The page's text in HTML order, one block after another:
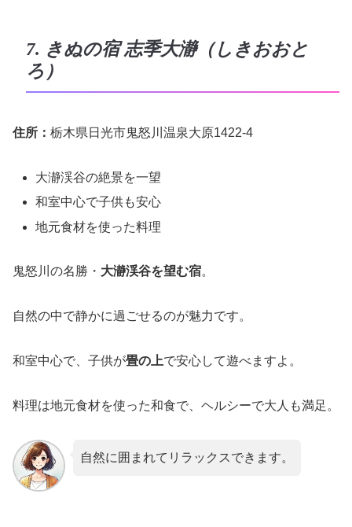
7. きぬの宿 志季大瀞（しきおおと
ろ）
住所： 栃木県日光市鬼怒川温泉大原1422-4
大瀞渓谷の絶景を一望
和室中心で子供も安心
地元食材を使った料理
鬼怒川の名勝・ 大瀞渓谷を望む宿。
自然の中で静かに過ごせるのが魅力です。
和室中心で、子供が畳の上で安心して遊べますよ。
料理は地元食材を使った和食で、ヘルシーで大人も満足。
自然に囲まれてリラックスできます。